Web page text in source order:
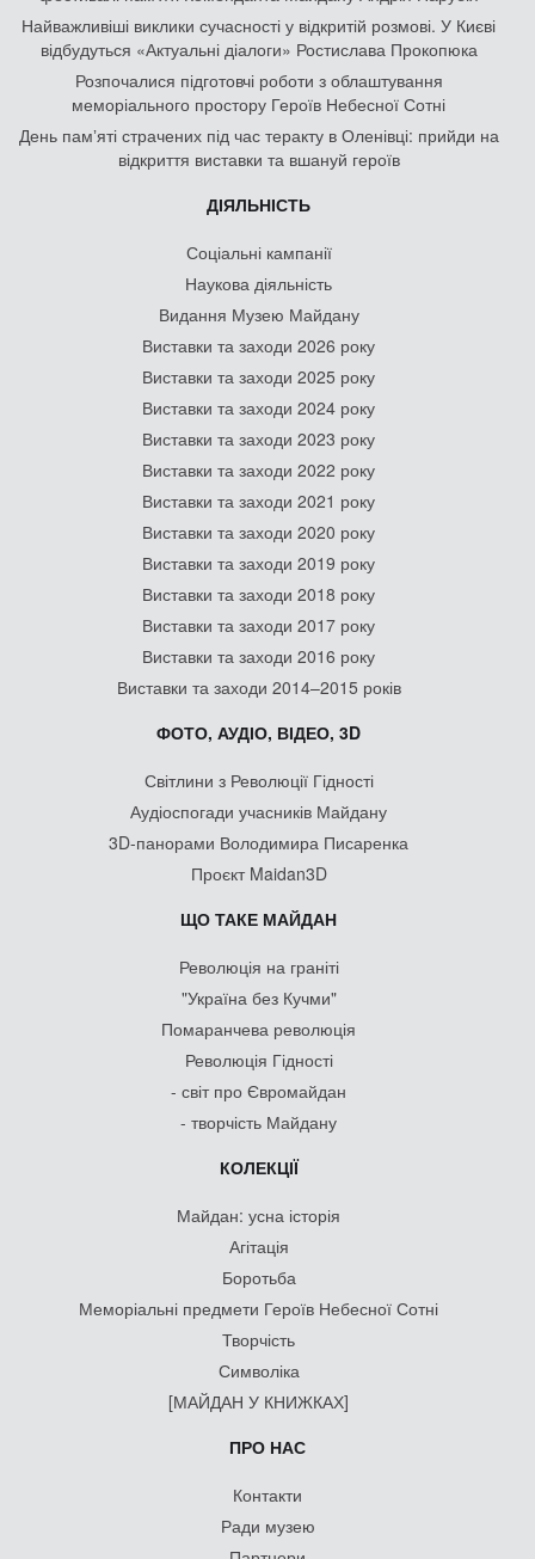
Найважливіші виклики сучасності у відкритій розмові. У Києві
відбудуться «Актуальні діалоги» Ростислава Прокопюка
Розпочалися підготовчі роботи з облаштування
меморіального простору Героїв Небесної Сотні
День памʼяті страчених під час теракту в Оленівці: прийди на
відкриття виставки та вшануй героїв
ДІЯЛЬНІСТЬ
Соціальні кампанії
Наукова діяльність
Видання Музею Майдану
Виставки та заходи 2026 року
Виставки та заходи 2025 року
Виставки та заходи 2024 року
Виставки та заходи 2023 року
Виставки та заходи 2022 року
Виставки та заходи 2021 року
Виставки та заходи 2020 року
Виставки та заходи 2019 року
Виставки та заходи 2018 року
Виставки та заходи 2017 року
Виставки та заходи 2016 року
Виставки та заходи 2014–2015 років
ФОТО, АУДІО, ВІДЕО, 3D
Світлини з Революції Гідності
Аудіоспогади учасників Майдану
3D-панорами Володимира Писаренка
Проєкт Maidan3D
ЩО ТАКЕ МАЙДАН
Революція на граніті
"Україна без Кучми"
Помаранчева революція
Революція Гідності
- світ про Євромайдан
- творчість Майдану
КОЛЕКЦІЇ
Майдан: усна історія
Агітація
Боротьба
Меморіальні предмети Героїв Небесної Сотні
Творчість
Символіка
[МАЙДАН У КНИЖКАХ]
ПРО НАС
Контакти
Ради музею